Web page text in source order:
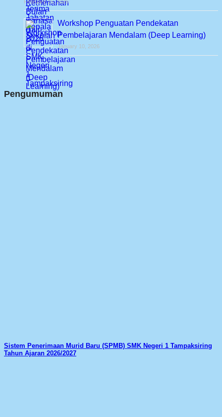
February 15, 2026
Workshop Penguatan Pendekatan
Pembelajaran Mendalam (Deep Learning)
January 10, 2026
Pengumuman
Sistem Penerimaan Murid Baru (SPMB) SMK Negeri 1 Tampaksiring
Tahun Ajaran 2026/2027